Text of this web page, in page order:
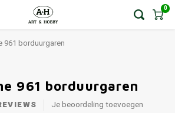
0
961 borduurgaren
961 borduurgaren
Je beoordeling toevoegen